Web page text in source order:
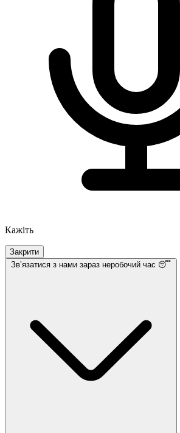
Кажіть
Закрити
Звʼязатися з нами зараз неробочий час 😴